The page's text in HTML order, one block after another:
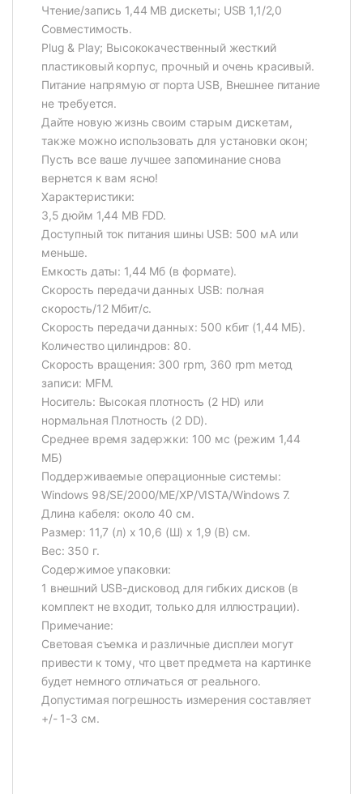
Чтение/запись 1,44 MB дискеты; USB 1,1/2,0
Совместимость.
Plug & Play; Высококачественный жесткий
пластиковый корпус, прочный и очень красивый.
Питание напрямую от порта USB, Внешнее питание
не требуется.
Дайте новую жизнь своим старым дискетам,
также можно использовать для установки окон;
Пусть все ваше лучшее запоминание снова
вернется к вам ясно!
Характеристики:
3,5 дюйм 1,44 MB FDD.
Доступный ток питания шины USB: 500 мА или
меньше.
Емкость даты: 1,44 Мб (в формате).
Скорость передачи данных USB: полная
скорость/12 Мбит/с.
Скорость передачи данных: 500 кбит (1,44 МБ).
Количество цилиндров: 80.
Скорость вращения: 300 rpm, 360 rpm метод
записи: MFM.
Носитель: Высокая плотность (2 HD) или
нормальная Плотность (2 DD).
Среднее время задержки: 100 мс (режим 1,44
МБ)
Поддерживаемые операционные системы:
Windows 98/SE/2000/ME/XP/VISTA/Windows 7.
Длина кабеля: около 40 см.
Размер: 11,7 (л) x 10,6 (Ш) x 1,9 (В) см.
Вес: 350 г.
Содержимое упаковки:
1 внешний USB-дисковод для гибких дисков (в
комплект не входит, только для иллюстрации).
Примечание:
Световая съемка и различные дисплеи могут
привести к тому, что цвет предмета на картинке
будет немного отличаться от реального.
Допустимая погрешность измерения составляет
+/- 1-3 см.